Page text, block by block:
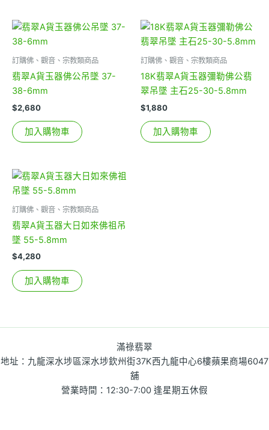
訂購佛、觀音、宗教類商品
翡翠A貨玉器佛公吊墜 37-
38-6mm
$2,680
加入購物車
訂購佛、觀音、宗教類商品
18K翡翠A貨玉器彌勒佛公翡
翠吊墜 主石25-30-5.8mm
$1,880
加入購物車
訂購佛、觀音、宗教類商品
翡翠A貨玉器大日如來佛祖吊
墜 55-5.8mm
$4,280
加入購物車
滿祿翡翠
地址：九龍深水埗區深水埗欽州街37K西九龍中心6樓蘋果商場6047
舖
營業時間：12:30-7:00 逢星期五休假